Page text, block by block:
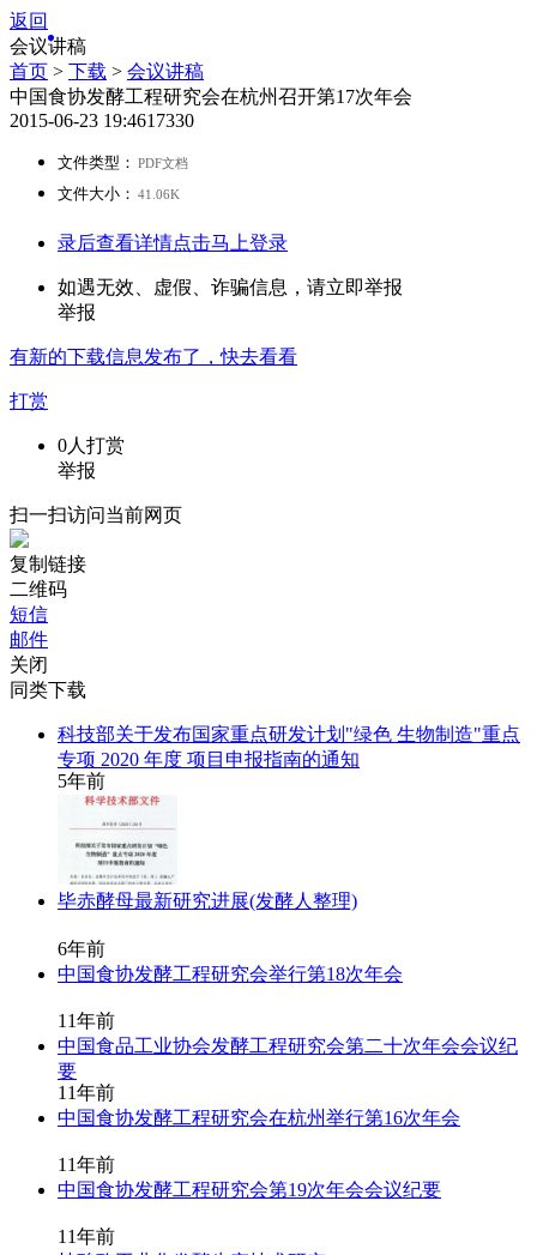
返回
会议讲稿
首页 > 下载 > 会议讲稿
中国食协发酵工程研究会在杭州召开第17次年会
2015-06-23 19:4617330
文件类型： PDF文档
文件大小： 41.06K
录后查看详情点击马上登录
如遇无效、虚假、诈骗信息，请立即举报
举报
有新的下载信息发布了，快去看看
打赏
0人打赏
举报
扫一扫访问当前网页
复制链接
二维码
短信
邮件
关闭
同类下载
科技部关于发布国家重点研发计划"绿色 生物制造"重点
专项 2020 年度 项目申报指南的通知
5年前
毕赤酵母最新研究进展(发酵人整理)
6年前
中国食协发酵工程研究会举行第18次年会
11年前
中国食品工业协会发酵工程研究会第二十次年会会议纪
要
11年前
中国食协发酵工程研究会在杭州举行第16次年会
11年前
中国食协发酵工程研究会第19次年会会议纪要
11年前